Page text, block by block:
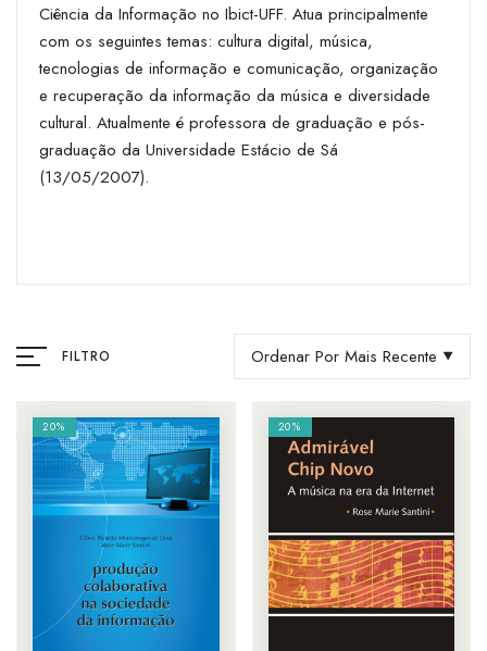
Ciência da Informação no Ibict-UFF. Atua principalmente
com os seguintes temas: cultura digital, música,
tecnologias de informação e comunicação, organização
e recuperação da informação da música e diversidade
cultural. Atualmente é professora de graduação e pós-
graduação da Universidade Estácio de Sá
(13/05/2007).
FILTRO Ordenar Por Mais Recente
20% 20%